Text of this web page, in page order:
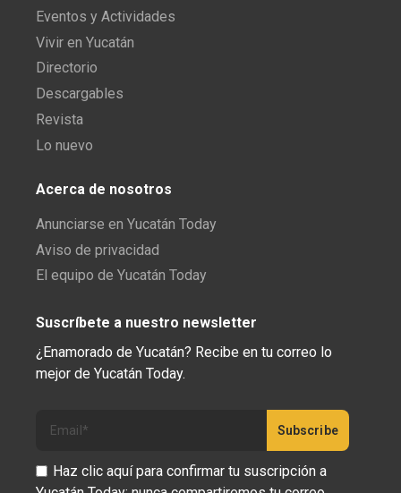
Eventos y Actividades
Vivir en Yucatán
Directorio
Descargables
Revista
Lo nuevo
Acerca de nosotros
Anunciarse en Yucatán Today
Aviso de privacidad
El equipo de Yucatán Today
Suscríbete a nuestro newsletter
¿Enamorado de Yucatán? Recibe en tu correo lo
mejor de Yucatán Today.
Haz clic aquí para confirmar tu suscripción a